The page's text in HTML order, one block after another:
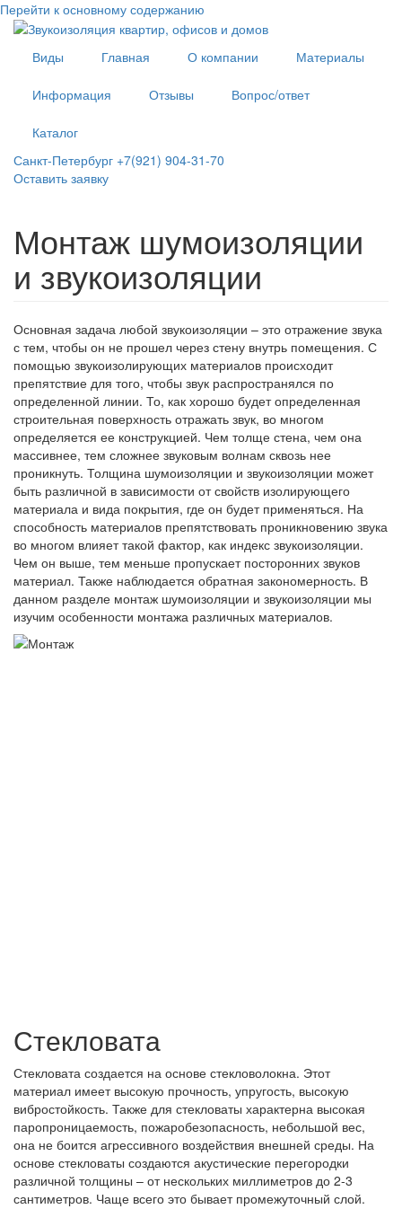
Перейти к основному содержанию
Виды Главная О компании Материалы
Информация Отзывы Вопрос/ответ
Каталог
Санкт-Петербург +7(921) 904-31-70
Оставить заявку
Монтаж шумоизоляции
и звукоизоляции
Основная задача любой звукоизоляции – это отражение звука
с тем, чтобы он не прошел через стену внутрь помещения. С
помощью звукоизолирующих материалов происходит
препятствие для того, чтобы звук распространялся по
определенной линии. То, как хорошо будет определенная
строительная поверхность отражать звук, во многом
определяется ее конструкцией. Чем толще стена, чем она
массивнее, тем сложнее звуковым волнам сквозь нее
проникнуть. Толщина шумоизоляции и звукоизоляции может
быть различной в зависимости от свойств изолирующего
материала и вида покрытия, где он будет применяться. На
способность материалов препятствовать проникновению звука
во многом влияет такой фактор, как индекс звукоизоляции.
Чем он выше, тем меньше пропускает посторонних звуков
материал. Также наблюдается обратная закономерность. В
данном разделе монтаж шумоизоляции и звукоизоляции мы
изучим особенности монтажа различных материалов.
Стекловата
Стекловата создается на основе стекловолокна. Этот
материал имеет высокую прочность, упругость, высокую
вибростойкость. Также для стекловаты характерна высокая
паропроницаемость, пожаробезопасность, небольшой вес,
она не боится агрессивного воздействия внешней среды. На
основе стекловаты создаются акустические перегородки
различной толщины – от нескольких миллиметров до 2-3
сантиметров. Чаще всего это бывает промежуточный слой.